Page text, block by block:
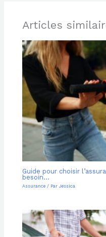
Articles
Guide pour choisir
besoin…
Assurance / ParJessica